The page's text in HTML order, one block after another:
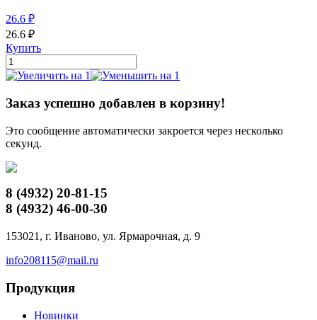
26.6 ₽
26.6 ₽
Купить
Заказ успешно добавлен в корзину!
Это сообщение автоматически закроется через несколько
секунд.
8 (4932) 20-81-15
8 (4932) 46-00-30
153021, г. Иваново, ул. Ярмарочная, д. 9
info208115@mail.ru
Продукция
Новинки